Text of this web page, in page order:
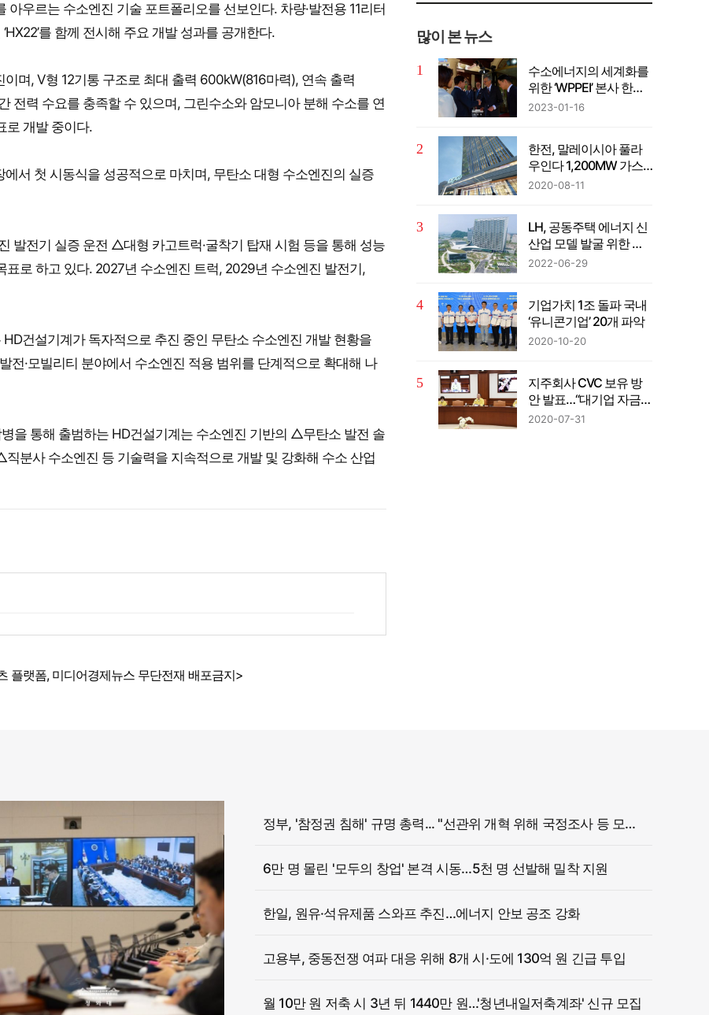
우르는 수소엔진 기술 포트폴리오를 선보인다. 차량·발전용 11리터
를 함께 전시해 주요 개발 성과를 공개한다.
며, V형 12기통 구조로 최대 출력 600kW(816마력), 연속 출력
전력 수요를 충족할 수 있으며, 그린수소와 암모니아 분해 수소를 연
로 개발 중이다.
서 첫 시동식을 성공적으로 마치며, 무탄소 대형 수소엔진의 실증
발전기 실증 운전 △대형 카고트럭·굴착기 탑재 시험 등을 통해 성능
로 하고 있다. 2027년 수소엔진 트럭, 2029년 수소엔진 발전기,
건설기계가 독자적으로 추진 중인 무탄소 수소엔진 개발 현황을
전·모빌리티 분야에서 수소엔진 적용 범위를 단계적으로 확대해 나
을 통해 출범하는 HD건설기계는 수소엔진 기반의 △무탄소 발전 솔
분사 수소엔진 등 기술력을 지속적으로 개발 및 강화해 수소 산업
플랫폼, 미디어경제뉴스 무단전재 배포금지>
많이 본 뉴스
수소에너지의 세계화를
위한 ‘WPPEI’ 본사 한국
설립
2023-01-16
한전, 말레이시아 풀라
우인다 1,200MW 가스
복합발전사업 계약 체결
2020-08-11
LH, 공동주택 에너지 신
산업 모델 발굴 위한 컨
퍼런스 개최
2022-06-29
기업가치 1조 돌파 국내
‘유니콘기업’ 20개 파악
2020-10-20
지주회사 CVC 보유 방
안 발표…“대기업 자금의
벤처투자 확대”
2020-07-31
정부, '참정권 침해' 규명 총력... "선관위 개혁 위해 국정조사 등 모든 조치"
6만 명 몰린 '모두의 창업' 본격 시동…5천 명 선발해 밀착 지원
한일, 원유·석유제품 스와프 추진…에너지 안보 공조 강화
고용부, 중동전쟁 여파 대응 위해 8개 시·도에 130억 원 긴급 투입
월 10만 원 저축 시 3년 뒤 1440만 원…'청년내일저축계좌' 신규 모집